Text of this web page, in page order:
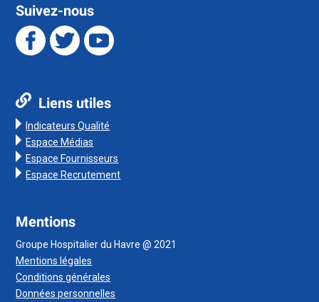
Suivez-nous
Liens utiles
Indicateurs Qualité
Espace Médias
Espace Fournisseurs
Espace Recrutement
Mentions
Groupe Hospitalier du Havre @ 2021
Mentions légales
Conditions générales
Données personnelles